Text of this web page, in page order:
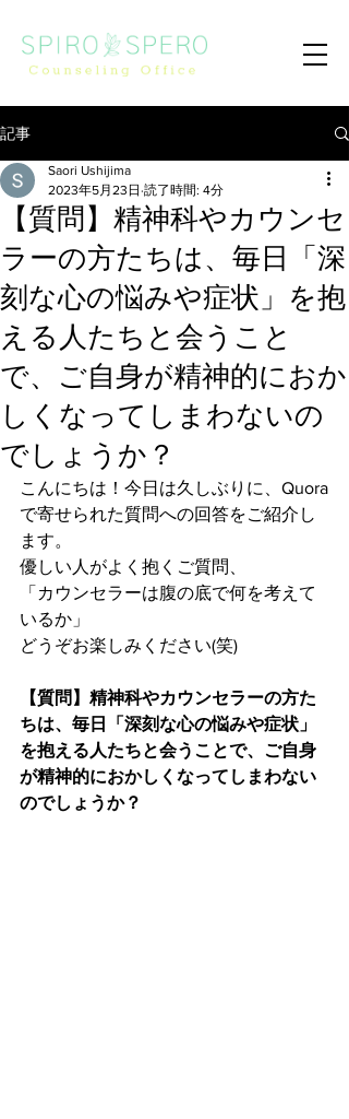
記事
【質問】精神科やカウンセ
ラーの方たちは、毎日「深
刻な心の悩みや症状」を抱
える人たちと会うこと
で、ご自身が精神的におか
しくなってしまわないの
でしょうか？
Saori Ushijima
2023年5月23日 読了時間: 4分
こんにちは！今日は久しぶりに、Quora
で寄せられた質問への回答をご紹介し
ます。
優しい人がよく抱くご質問、
「カウンセラーは腹の底で何を考えて
いるか」
どうぞお楽しみください(笑)
【質問】精神科やカウンセラーの方た
ちは、毎日「深刻な心の悩みや症状」
を抱える人たちと会うことで、ご自身
が精神的におかしくなってしまわない
のでしょうか？